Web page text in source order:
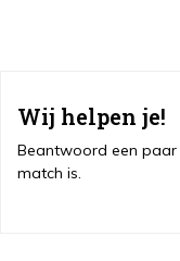
Wij helpen je!
Beantwoord een
match is.